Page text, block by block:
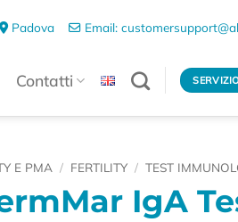
Padova Email:
Contatti
E PMA / FERTILITY / TEST
IgA